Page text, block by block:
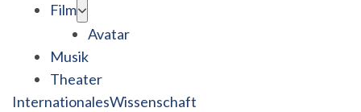
Film
Avatar
Musik
Theater
InternationalesWissenschaft